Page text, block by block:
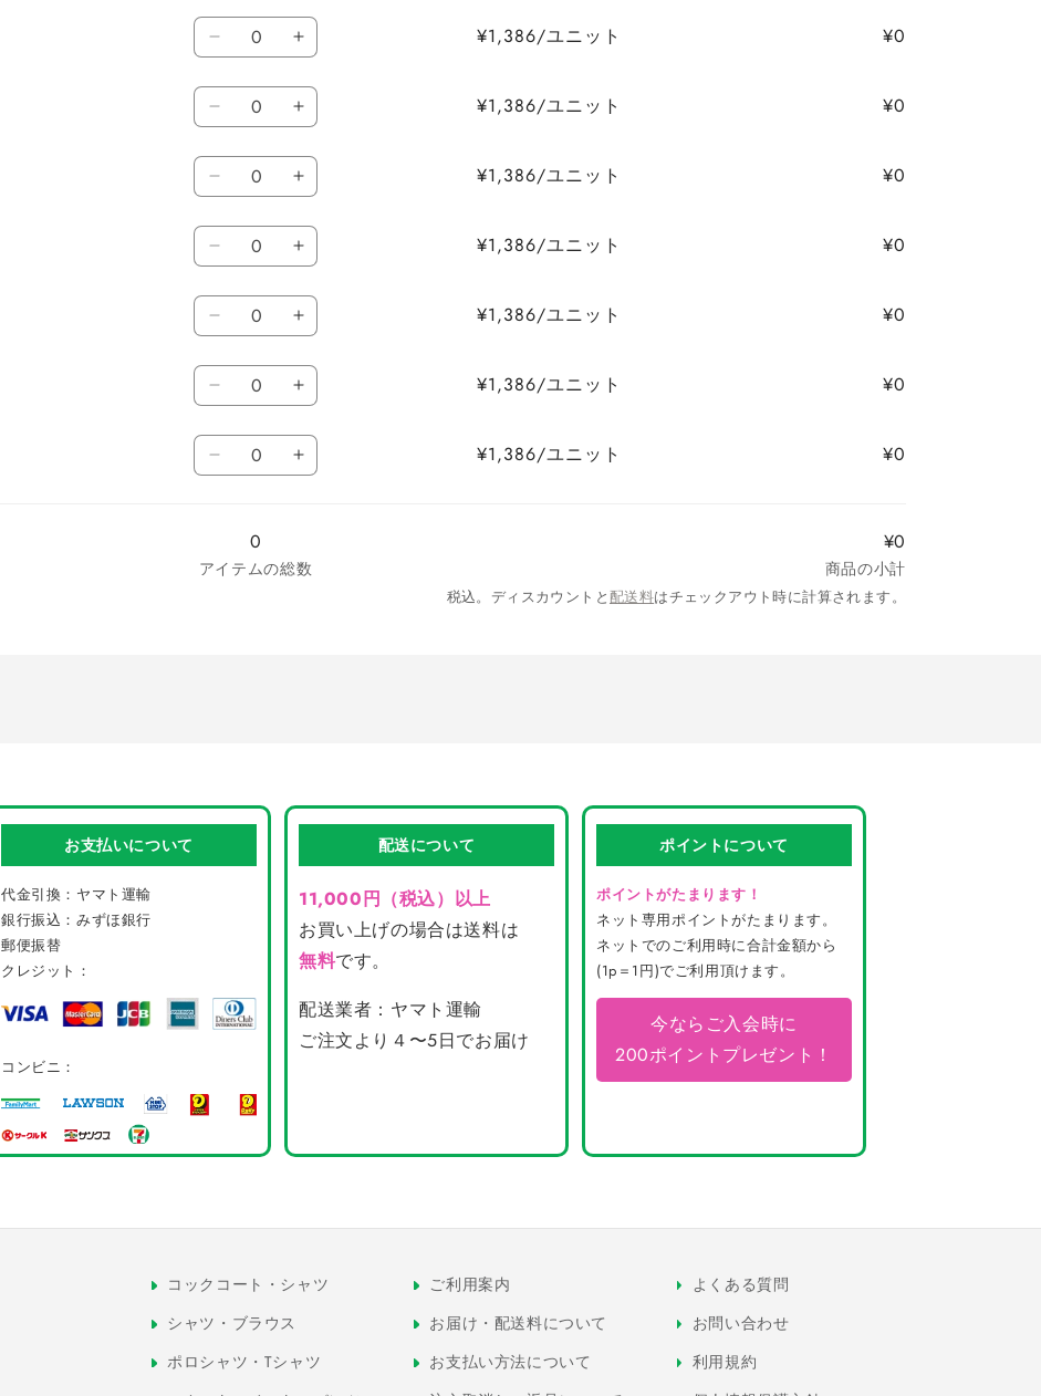
ジ
ュ
の
数
を
減
す
ジ
ュ
の
数
を
増
す
数
量
ン
ジ
の
数
を
減
す
オ
ン
ジ
の
数
を
増
す
¥1,386/ユニット ¥0
数
量
数
量
を
減
す
緑
数
量
を
増
す
¥1,386/ユニット ¥0
数
量
ジ
の
数
量
減
ら
エ
ジ
の
数
量
増
や
¥1,386/ユニット ¥0
数
量
ド
ー
の
数
を
減
ボ
ド
ー
の
数
を
増
¥1,386/ユニット ¥0
数
量
数
量
を
減
白
数
量
を
増
¥1,386/ユニット ¥0
数
量
数
量
す
茶
数
量
す
¥1,386/ユニット ¥0
数
量
を
黒
を
¥1,386/ユニット
¥0
0
アイテムの総数
¥0
商品の小計
税込。ディスカウントと配送料はチェックアウト時に計算されます。
お支払いについて
代金引換：ヤマト運輸
銀行振込：みずほ銀行
郵便振替
クレジット：
コンビニ：
配送について
11,000円（税込）以上
お買い上げの場合は送料は
無料です。
配送業者：ヤマト運輸
ご注文より４〜5日でお届け
ポイントについて
ポイントがたまります！
ネット専用ポイントがたまります。
ネットでのご利用時に合計金額から
(1p＝1円)でご利用頂けます。
今ならご入会時に
200ポイントプレゼント！
コックコート・シャツ
シャツ・ブラウス
ポロシャツ・Tシャツ
ご利用案内
お届け・配送料について
お支払い方法について
よくある質問
お問い合わせ
利用規約